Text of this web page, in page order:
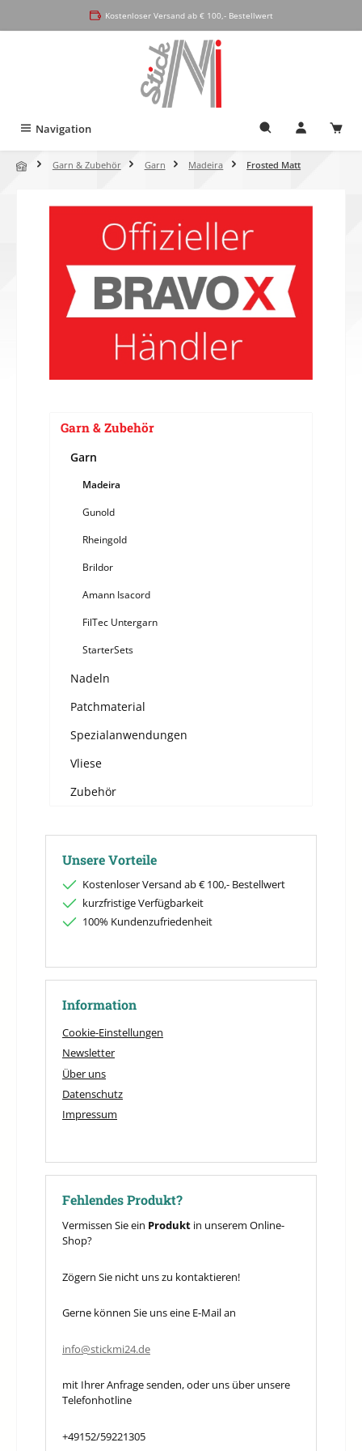
Kostenloser Versand ab € 100,- Bestellwert
Navigation
Garn & Zubehör Garn Madeira Frosted Matt
Garn & Zubehör
Garn
Madeira
Gunold
Rheingold
Brildor
Amann Isacord
FilTec Untergarn
StarterSets
Nadeln
Patchmaterial
Spezialanwendungen
Vliese
Zubehör
Unsere Vorteile
Kostenloser Versand ab € 100,- Bestellwert
kurzfristige Verfügbarkeit
100% Kundenzufriedenheit
Information
Cookie-Einstellungen
Newsletter
Über uns
Datenschutz
Impressum
Fehlendes Produkt?
Vermissen Sie ein Produkt in unserem Online-
Shop?
Zögern Sie nicht uns zu kontaktieren!
Gerne können Sie uns eine E-Mail an
info@stickmi24.de
mit Ihrer Anfrage senden, oder uns über unsere
Telefonhotline
+49152/59221305